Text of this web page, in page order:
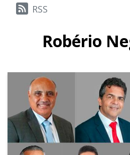
Últimas Notícias
RSS
Robério